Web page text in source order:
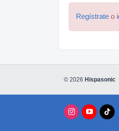
Regístrate o
© 2026 Hispasonic